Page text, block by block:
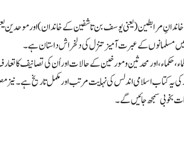
خاندانِ مرابطین (یعنی یوسف بن تاشفین کے خاندان) اور
مسلمانوں کے عبرت آمیز تنزل کی دلخراش داستان ہے۔
حکماء، اور محدثین و مورخین کے حالات اور اُن کی تصانیف کا
کی یہ کتاب اسلامی اندلس کی نہایت مرتب اور مکمل تاریخ
بخوبی سمجھ جائیں گے۔